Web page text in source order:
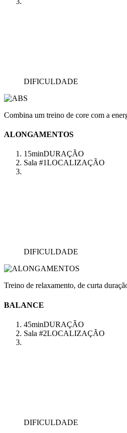
DIFICULDADE
Combina um treino de core com a
ALONGAMENTOS
15minDURAÇÃO
Sala #1LOCALIZAÇÃO
DIFICULDADE
Treino de relaxamento, de curta
BALANCE
45minDURAÇÃO
Sala #2LOCALIZAÇÃO
DIFICULDADE